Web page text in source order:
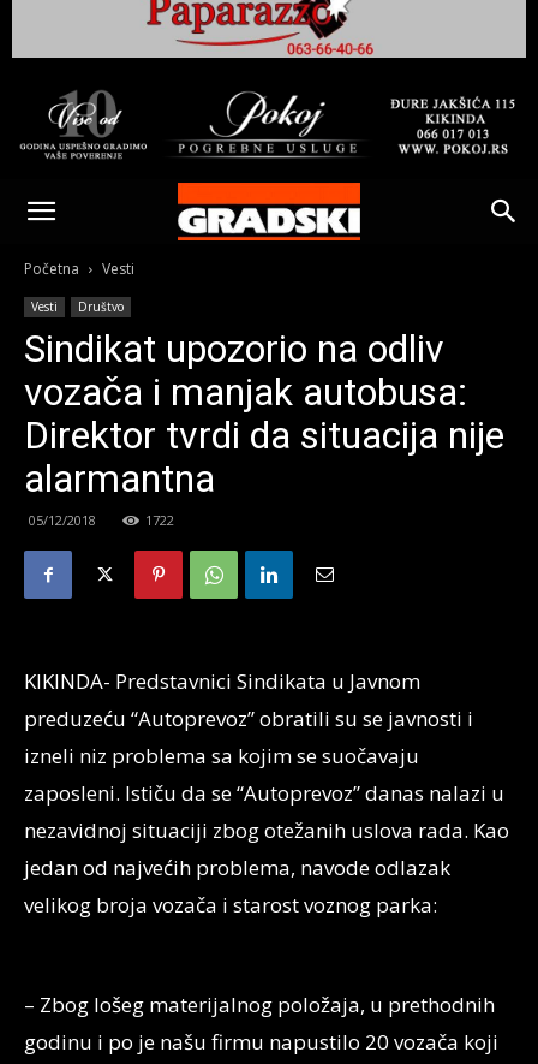
Gradski
Online
Kikinda
Početna Vesti
Vesti Društvo
Sindikat upozorio na odliv
vozača i manjak autobusa:
Direktor tvrdi da situacija nije
alarmantna
05/12/2018 1722
KIKINDA- Predstavnici Sindikata u Javnom
preduzeću “Autoprevoz” obratili su se javnosti i
izneli niz problema sa kojim se suočavaju
zaposleni. Ističu da se “Autoprevoz” danas nalazi u
nezavidnoj situaciji zbog otežanih uslova rada. Kao
jedan od najvećih problema, navode odlazak
velikog broja vozača i starost voznog parka:
– Zbog lošeg materijalnog položaja, u prethodnih
godinu i po je našu firmu napustilo 20 vozača koji